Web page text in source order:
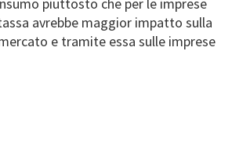
avrebbe maggior impatto sulla
e tramite essa sulle imprese